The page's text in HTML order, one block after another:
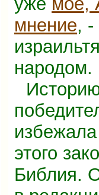
мнение, -
народом.
этого
Библия.